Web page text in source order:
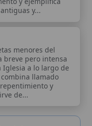
actas
→
doctrinal,
de la red formativa
Animae. Con
Editado en